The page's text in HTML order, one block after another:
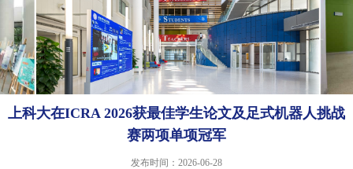
上科大在ICRA 2026获最佳学生论文及足式机器人挑战
赛两项单项冠军
发布时间：2026-06-28